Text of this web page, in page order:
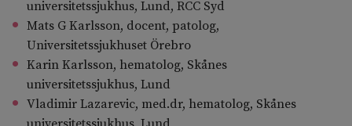
universitetssjukhus, Lund, RCC Syd
Mats G Karlsson, docent, patolog,
Universitetssjukhuset Örebro
Karin Karlsson, hematolog, Skånes
universitetssjukhus, Lund
Vladimir Lazarevic, med.dr, hematolog, Skånes